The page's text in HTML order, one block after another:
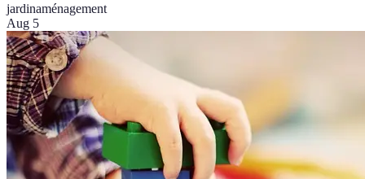
jardinaménagement
Aug 5